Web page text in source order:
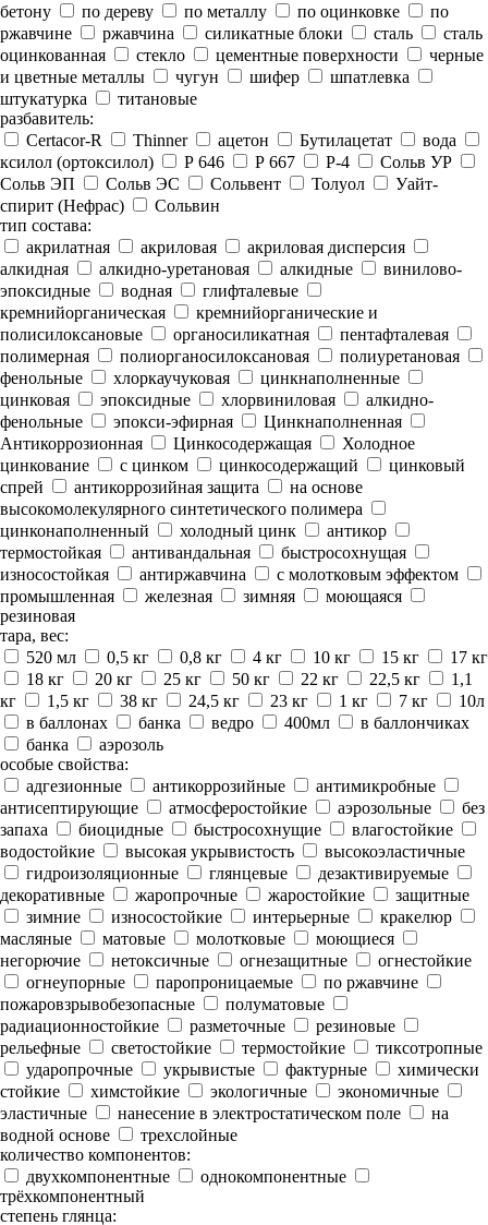
бетону
по дереву по металлу по оцинковке
по
ржавчине
ржавчина силикатные блоки сталь
сталь
оцинкованная
стекло цементные поверхности
черные
и цветные металлы
чугун шифер
шпатлевка
штукатурка
титановые
разбавитель:
Certacor-R
Thinner ацетон Бутилацетат
вода
ксилол (ортоксилол)
Р 646 Р 667 Р-4
Сольв УР
Сольв ЭП
Сольв ЭС Сольвент Толуол
Уайт-
спирит (Нефрас)
Сольвин
тип состава:
акрилатная
акриловая
акриловая дисперсия
алкидная
алкидно-уретановая алкидные
винилово-
эпоксидные
водная
глифталевые
кремнийорганическая
кремнийорганические и
полисилоксановые
органосиликатная
пентафталевая
полимерная
полиорганосилоксановая
полиуретановая
фенольные
хлоркаучуковая
цинкнаполненные
цинковая
эпоксидные хлорвиниловая
алкидно-
фенольные
эпокси-эфирная
Цинкнаполненная
Антикоррозионная
Цинкосодержащая
Холодное
цинкование
с цинком цинкосодержащий
цинковый
спрей
антикоррозийная защита
на основе
высокомолекулярного синтетического полимера
цинконаполненный
холодный цинк
антикор
термостойкая
антивандальная
быстросохнущая
износостойкая
антиржавчина
с молотковым эффектом
промышленная
железная зимняя
моющаяся
резиновая
тара, вес:
520 мл
0,5 кг 0,8 кг 4 кг 10 кг 15 кг
17 кг
18 кг
20 кг 25 кг 50 кг 22 кг 22,5 кг
1,1
кг
1,5 кг 38 кг 24,5 кг 23 кг 1 кг 7 кг
10л
в баллонах
банка ведро 400мл
в баллончиках
банка
аэрозоль
особые свойства:
адгезионные
антикоррозийные
антимикробные
антисептирующие
атмосферостойкие аэрозольные
без
запаха
биоцидные быстросохнущие
влагостойкие
водостойкие
высокая укрывистость
высокоэластичные
гидроизоляционные
глянцевые
дезактивируемые
декоративные
жаропрочные жаростойкие
защитные
зимние
износостойкие интерьерные
кракелюр
масляные
матовые молотковые
моющиеся
негорючие
нетоксичные огнезащитные
огнестойкие
огнеупорные
паропроницаемые
по ржавчине
пожаровзрывобезопасные
полуматовые
радиационностойкие
разметочные
резиновые
рельефные
светостойкие термостойкие
тиксотропные
ударопрочные
укрывистые фактурные
химически
стойкие
химстойкие экологичные
экономичные
эластичные
нанесение в электростатическом поле
на
водной основе
трехслойные
количество компонентов:
двухкомпонентные
однокомпонентные
трёхкомпонентный
степень глянца: